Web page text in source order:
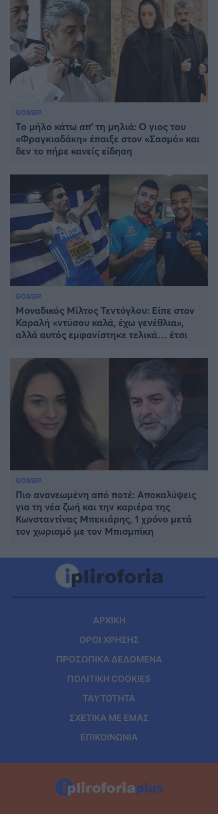
GOSSIP
Το μήλο κάτω απ’ τη μηλιά: Ο γιος του
«Φραγκιαδάκη» έπαιξε στον «Σασμό» και
δεν το πήρε κανείς είδηση
GOSSIP
Μοναδικός Μίλτος Τεντόγλου: Είπε στον
Καραλή «ντύσου καλά, έχω γενέθλια»,
αλλά αυτός εμφανίστηκε τελικά… έτσι
GOSSIP
Πιο ανανεωμένη από ποτέ: Αποκαλύψεις
για τη νέα ζωή και την καριέρα της
Κωνσταντίνας Μπεκιάρης, 1 χρόνο μετά
τον χωρισμό με τον Μπισμπίκη
ΑΡΧΙΚΗ
ΟΡΟΙ ΧΡΗΣΗΣ
ΠΡΟΣΩΠΙΚΑ ΔΕΔΟΜΕΝΑ
ΠΟΛΙΤΙΚΗ COOKIES
ΤΑΥΤΟΤΗΤΑ
ΣΧΕΤΙΚΑ ΜΕ ΕΜΑΣ
ΕΠΙΚΟΙΝΩΝΙΑ